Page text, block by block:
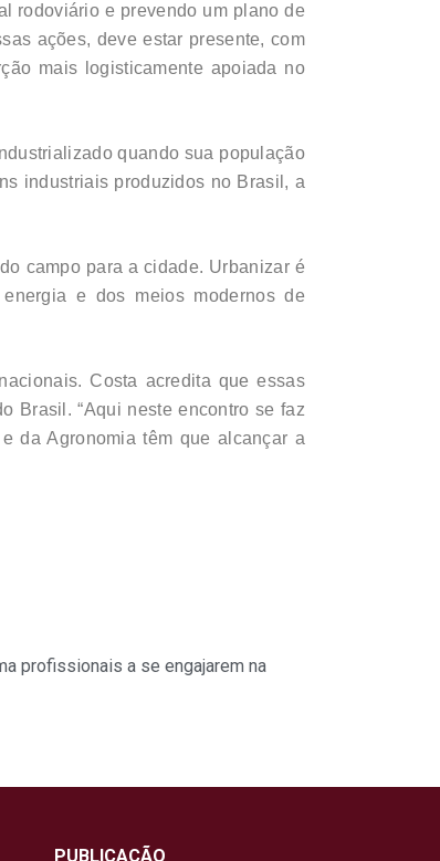
rodoviário e prevendo um plano de
ações, deve estar presente, com
mais logisticamente apoiada no
quando sua população
industriais produzidos no Brasil, a
campo para a cidade. Urbanizar é
e dos meios modernos de
Costa acredita que essas
Brasil. “Aqui neste encontro se faz
da Agronomia têm que alcançar a
profissionais a se engajarem na
PUBLICAÇÃO